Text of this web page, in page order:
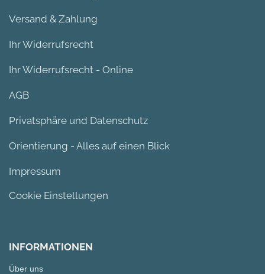
Versand & Zahlung
Ihr Widerrufsrecht
Ihr Widerrufsrecht - Online
AGB
Privatsphäre und Datenschutz
Orientierung - Alles auf einen Blick
Impressum
Cookie Einstellungen
INFORMATIONEN
Über uns